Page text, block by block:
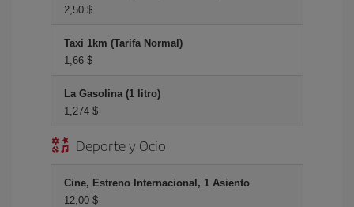
2,50 $
Taxi 1km (Tarifa Normal)
1,66 $
La Gasolina (1 litro)
1,274 $
Deporte y Ocio
Cine, Estreno Internacional, 1 Asiento
12,00 $